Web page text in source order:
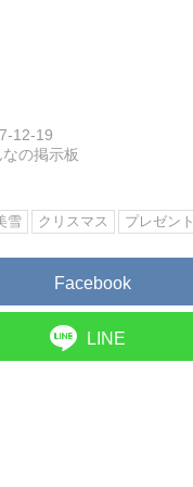
12-19
の掲示板
雪 クリスマス プレゼント
Facebook
LINE